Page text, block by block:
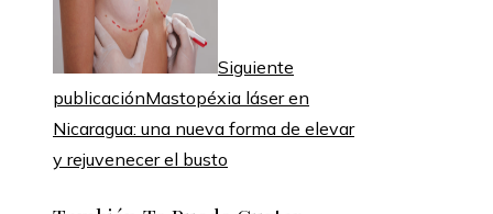
Siguiente
publicaciónMastopéxia láser en
Nicaragua: una nueva forma de elevar
y rejuvenecer el busto